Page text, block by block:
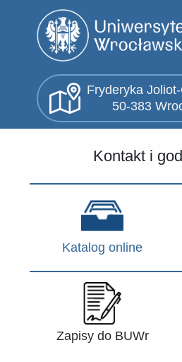
Fryderyka
50-383
Menu
główne
(PL)
Kontakt i
Katalog online
Zapisy do BUWr